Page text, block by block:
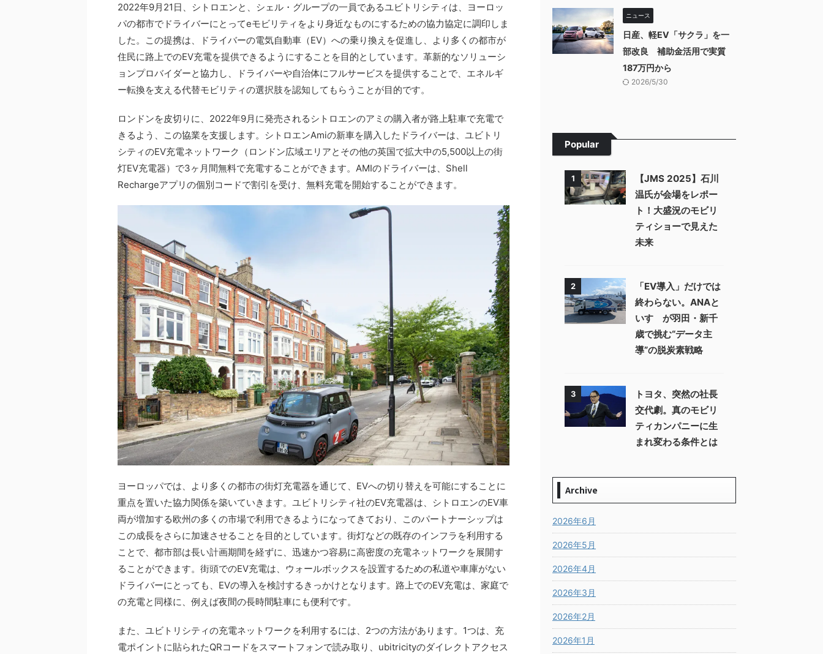
2022年9月21日、シトロエンと、シェル・グループの一員であるユビトリシティは、ヨーロッ
パの都市でドライバーにとってeモビリティをより身近なものにするための協力協定に調印しま
した。この提携は、ドライバーの電気自動車（EV）への乗り換えを促進し、より多くの都市が
住民に路上でのEV充電を提供できるようにすることを目的としています。革新的なソリューシ
ョンプロバイダーと協力し、ドライバーや自治体にフルサービスを提供することで、エネルギ
ー転換を支える代替モビリティの選択肢を認知してもらうことが目的です。
ロンドンを皮切りに、2022年9月に発売されるシトロエンのアミの購入者が路上駐車で充電で
きるよう、この協業を支援します。シトロエンAmiの新車を購入したドライバーは、ユビトリ
シティのEV充電ネットワーク（ロンドン広域エリアとその他の英国で拡大中の5,500以上の街
灯EV充電器）で3ヶ月間無料で充電することができます。AMIのドライバーは、Shell
Rechargeアプリの個別コードで割引を受け、無料充電を開始することができます。
ヨーロッパでは、より多くの都市の街灯充電器を通じて、EVへの切り替えを可能にすることに
重点を置いた協力関係を築いていきます。ユビトリシティ社のEV充電器は、シトロエンのEV車
両が増加する欧州の多くの市場で利用できるようになってきており、このパートナーシップは
この成長をさらに加速させることを目的としています。街灯などの既存のインフラを利用する
ことで、都市部は長い計画期間を経ずに、迅速かつ容易に高密度の充電ネットワークを展開す
ることができます。街頭でのEV充電は、ウォールボックスを設置するための私道や車庫がない
ドライバーにとっても、EVの導入を検討するきっかけとなります。路上でのEV充電は、家庭で
の充電と同様に、例えば夜間の長時間駐車にも便利です。
また、ユビトリシティの充電ネットワークを利用するには、2つの方法があります。1つは、充
電ポイントに貼られたQRコードをスマートフォンで読み取り、ubitricityのダイレクトアクセス
ニュース
日産、軽EV「サクラ」を一
部改良 補助金活用で実質
187万円から
2026/5/30
Popular
1
【JMS 2025】石川
温氏が会場をレポー
ト！大盛況のモビリ
ティショーで見えた
未来
2
「EV導入」だけでは
終わらない。ANAと
いすゞが羽田・新千
歳で挑む“データ主
導”の脱炭素戦略
3
トヨタ、突然の社長
交代劇。真のモビリ
ティカンパニーに生
まれ変わる条件とは
Archive
2026年6月
2026年5月
2026年4月
2026年3月
2026年2月
2026年1月